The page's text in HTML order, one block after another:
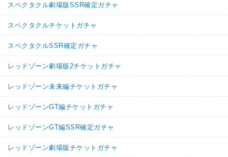
スペクタクル劇場版SSR確定ガチャ
スペクタクルチケットガチャ
スペクタクルSSR確定ガチャ
レッドゾーン劇場版2チケットガチャ
レッドゾーン未来編チケットガチャ
レッドゾーンGT編チケットガチャ
レッドゾーンGT編SSR確定ガチャ
レッドゾーン劇場版チケットガチャ